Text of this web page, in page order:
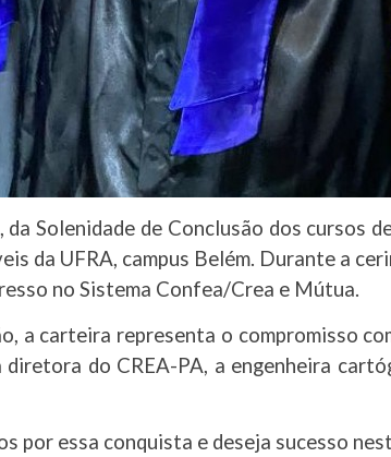
Solenidade de Conclusão dos cursos
da UFRA, campus Belém. Durante a
no Sistema Confea/Crea e Mútua.
a carteira representa o compromisso
do CREA-PA, a engenheira
por essa conquista e deseja sucesso